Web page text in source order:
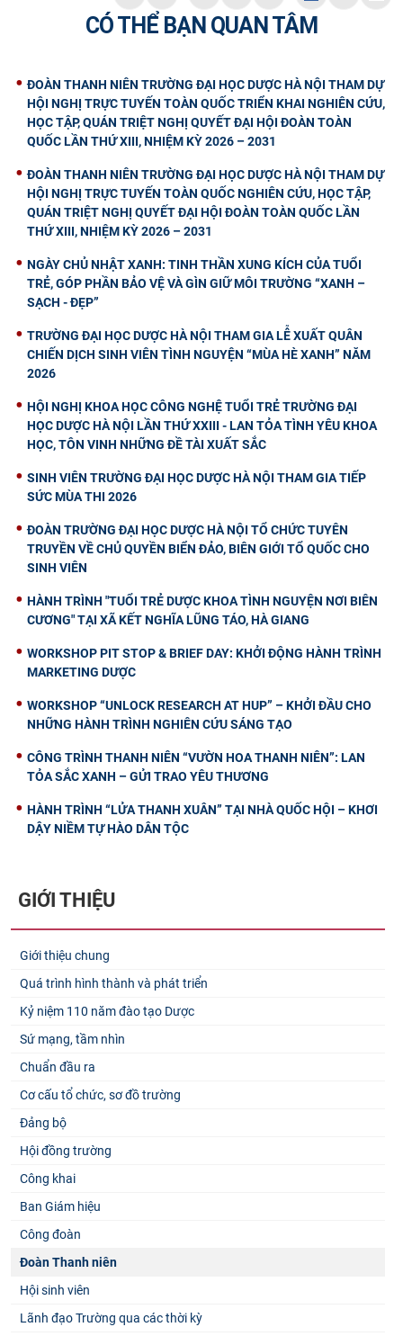
CÓ THỂ BẠN QUAN TÂM
ĐOÀN THANH NIÊN TRƯỜNG ĐẠI HỌC DƯỢC HÀ NỘI THAM DỰ
HỘI NGHỊ TRỰC TUYẾN TOÀN QUỐC TRIỂN KHAI NGHIÊN CỨU,
HỌC TẬP, QUÁN TRIỆT NGHỊ QUYẾT ĐẠI HỘI ĐOÀN TOÀN
QUỐC LẦN THỨ XIII, NHIỆM KỲ 2026 – 2031
ĐOÀN THANH NIÊN TRƯỜNG ĐẠI HỌC DƯỢC HÀ NỘI THAM DỰ
HỘI NGHỊ TRỰC TUYẾN TOÀN QUỐC NGHIÊN CỨU, HỌC TẬP,
QUÁN TRIỆT NGHỊ QUYẾT ĐẠI HỘI ĐOÀN TOÀN QUỐC LẦN
THỨ XIII, NHIỆM KỲ 2026 – 2031
NGÀY CHỦ NHẬT XANH: TINH THẦN XUNG KÍCH CỦA TUỔI
TRẺ, GÓP PHẦN BẢO VỆ VÀ GÌN GIỮ MÔI TRƯỜNG “XANH –
SẠCH - ĐẸP”
TRƯỜNG ĐẠI HỌC DƯỢC HÀ NỘI THAM GIA LỄ XUẤT QUÂN
CHIẾN DỊCH SINH VIÊN TÌNH NGUYỆN “MÙA HÈ XANH” NĂM
2026
HỘI NGHỊ KHOA HỌC CÔNG NGHỆ TUỔI TRẺ TRƯỜNG ĐẠI
HỌC DƯỢC HÀ NỘI LẦN THỨ XXIII - LAN TỎA TÌNH YÊU KHOA
HỌC, TÔN VINH NHỮNG ĐỀ TÀI XUẤT SẮC
SINH VIÊN TRƯỜNG ĐẠI HỌC DƯỢC HÀ NỘI THAM GIA TIẾP
SỨC MÙA THI 2026
ĐOÀN TRƯỜNG ĐẠI HỌC DƯỢC HÀ NỘI TỔ CHỨC TUYÊN
TRUYỀN VỀ CHỦ QUYỀN BIỂN ĐẢO, BIÊN GIỚI TỔ QUỐC CHO
SINH VIÊN
HÀNH TRÌNH "TUỔI TRẺ DƯỢC KHOA TÌNH NGUYỆN NƠI BIÊN
CƯƠNG" TẠI XÃ KẾT NGHĨA LŨNG TÁO, HÀ GIANG
WORKSHOP PIT STOP & BRIEF DAY: KHỞI ĐỘNG HÀNH TRÌNH
MARKETING DƯỢC
WORKSHOP “UNLOCK RESEARCH AT HUP” – KHỞI ĐẦU CHO
NHỮNG HÀNH TRÌNH NGHIÊN CỨU SÁNG TẠO
CÔNG TRÌNH THANH NIÊN “VƯỜN HOA THANH NIÊN”: LAN
TỎA SẮC XANH – GỬI TRAO YÊU THƯƠNG
HÀNH TRÌNH “LỬA THANH XUÂN” TẠI NHÀ QUỐC HỘI – KHƠI
DẬY NIỀM TỰ HÀO DÂN TỘC
GIỚI THIỆU
Giới thiệu chung
Quá trình hình thành và phát triển
Kỷ niệm 110 năm đào tạo Dược
Sứ mạng, tầm nhìn
Chuẩn đầu ra
Cơ cấu tổ chức, sơ đồ trường
Đảng bộ
Hội đồng trường
Công khai
Ban Giám hiệu
Công đoàn
Đoàn Thanh niên
Hội sinh viên
Lãnh đạo Trường qua các thời kỳ